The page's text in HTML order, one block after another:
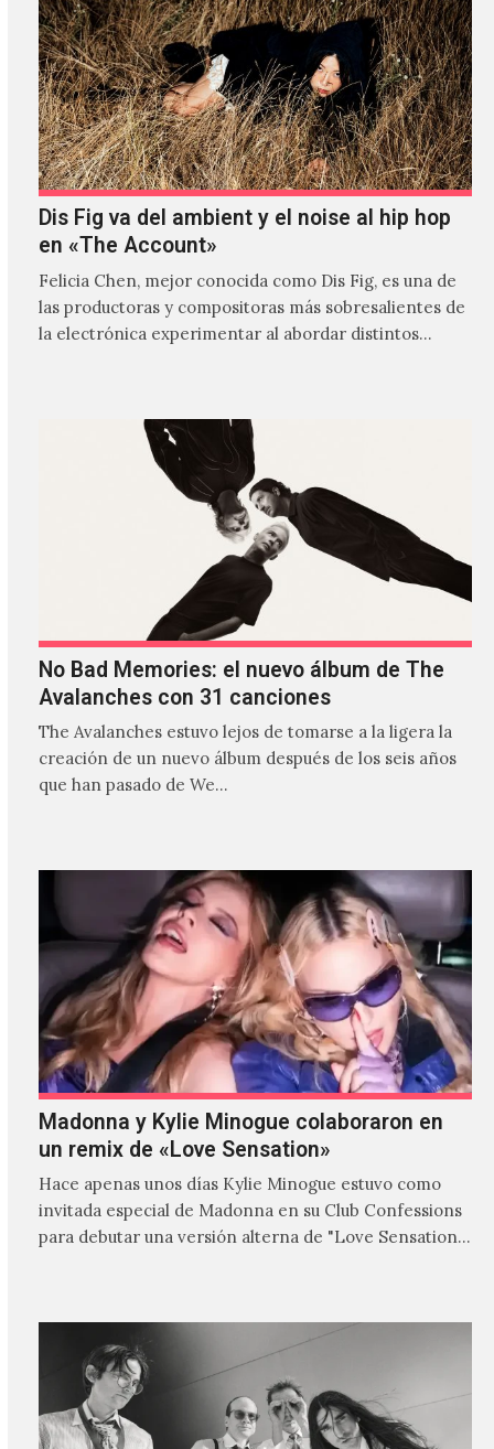
Dis Fig va del ambient y el noise al hip hop
en «The Account»
Felicia Chen, mejor conocida como Dis Fig, es una de
las productoras y compositoras más sobresalientes de
la electrónica experimentar al abordar distintos
No Bad Memories: el nuevo álbum de The
Avalanches con 31 canciones
The Avalanches estuvo lejos de tomarse a la ligera la
creación de un nuevo álbum después de los seis años
que han pasado de We…
Madonna y Kylie Minogue colaboraron en
un remix de «Love Sensation»
Hace apenas unos días Kylie Minogue estuvo como
invitada especial de Madonna en su Club Confessions
para debutar una versión alterna de "Love Sensation",